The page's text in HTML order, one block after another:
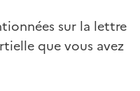
sur la lettre
que vous avez